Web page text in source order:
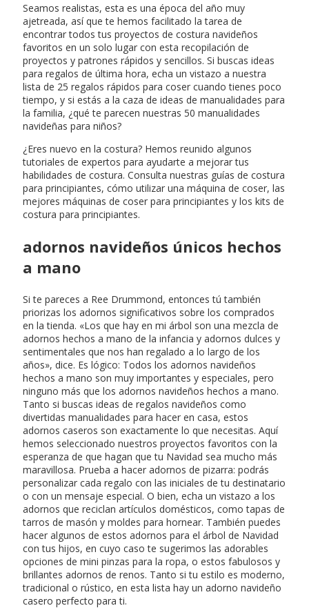
Seamos realistas, esta es una época del año muy
ajetreada, así que te hemos facilitado la tarea de
encontrar todos tus proyectos de costura navideños
favoritos en un solo lugar con esta recopilación de
proyectos y patrones rápidos y sencillos. Si buscas ideas
para regalos de última hora, echa un vistazo a nuestra
lista de 25 regalos rápidos para coser cuando tienes poco
tiempo, y si estás a la caza de ideas de manualidades para
la familia, ¿qué te parecen nuestras 50 manualidades
navideñas para niños?
¿Eres nuevo en la costura? Hemos reunido algunos
tutoriales de expertos para ayudarte a mejorar tus
habilidades de costura. Consulta nuestras guías de costura
para principiantes, cómo utilizar una máquina de coser, las
mejores máquinas de coser para principiantes y los kits de
costura para principiantes.
adornos navideños únicos hechos
a mano
Si te pareces a Ree Drummond, entonces tú también
priorizas los adornos significativos sobre los comprados
en la tienda. «Los que hay en mi árbol son una mezcla de
adornos hechos a mano de la infancia y adornos dulces y
sentimentales que nos han regalado a lo largo de los
años», dice. Es lógico: Todos los adornos navideños
hechos a mano son muy importantes y especiales, pero
ninguno más que los adornos navideños hechos a mano.
Tanto si buscas ideas de regalos navideños como
divertidas manualidades para hacer en casa, estos
adornos caseros son exactamente lo que necesitas. Aquí
hemos seleccionado nuestros proyectos favoritos con la
esperanza de que hagan que tu Navidad sea mucho más
maravillosa. Prueba a hacer adornos de pizarra: podrás
personalizar cada regalo con las iniciales de tu destinatario
o con un mensaje especial. O bien, echa un vistazo a los
adornos que reciclan artículos domésticos, como tapas de
tarros de masón y moldes para hornear. También puedes
hacer algunos de estos adornos para el árbol de Navidad
con tus hijos, en cuyo caso te sugerimos las adorables
opciones de mini pinzas para la ropa, o estos fabulosos y
brillantes adornos de renos. Tanto si tu estilo es moderno,
tradicional o rústico, en esta lista hay un adorno navideño
casero perfecto para ti.